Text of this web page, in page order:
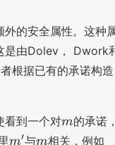
r
\
c
d
x
外的安全属性。这种
是由Dolev， Dwork
根据已有的承诺构造
看到一个对m
m的承诺
m
m′与m
m相关，例如